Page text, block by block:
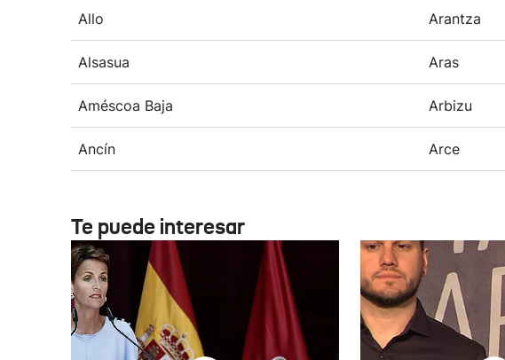
Allo Arantza
Alsasua Aras
Améscoa Baja Arbizu
Ancín Arce
Te puede interesar